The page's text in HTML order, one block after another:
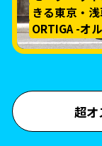
きる東京・
ORTIGA -オ
超オ